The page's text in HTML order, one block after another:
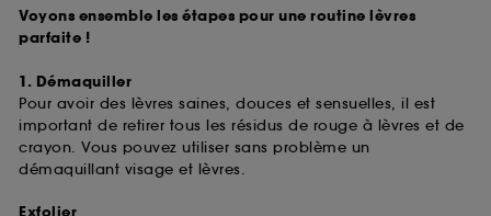
Voyons ensemble les étapes pour une routine lèvres
parfaite !
1. Démaquiller
Pour avoir des lèvres saines, douces et sensuelles, il est
important de retirer tous les résidus de rouge à lèvres et de
crayon. Vous pouvez utiliser sans problème un
démaquillant visage et lèvres.